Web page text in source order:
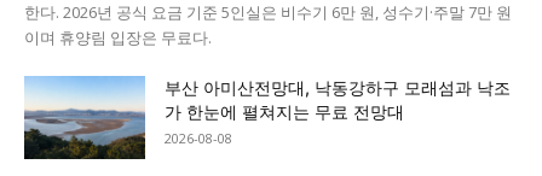
한다. 2026년 공식 요금 기준 5인실은 비수기 6만 원, 성수기·주말 7만 원
이며 휴양림 입장은 무료다.
부산 아미산전망대, 낙동강하구 모래섬과 낙조
가 한눈에 펼쳐지는 무료 전망대
2026-08-08